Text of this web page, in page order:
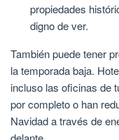
propiedades
digno de ver.
También puede tener
la temporada baja.
incluso las oficinas de
por completo o han
Navidad a través de